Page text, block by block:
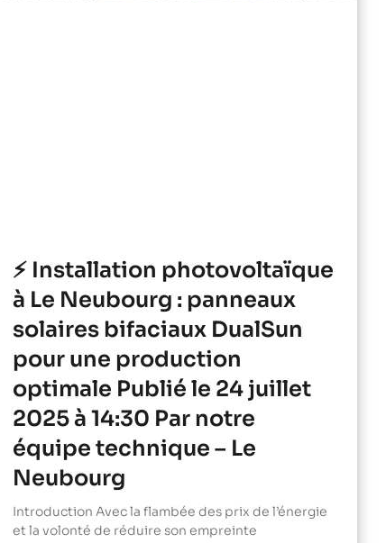
⚡ Installation photovoltaïque
à Le Neubourg : panneaux
solaires bifaciaux DualSun
pour une production
optimale Publié le 24 juillet
2025 à 14:30 Par notre
équipe technique – Le
Neubourg
Introduction Avec la flambée des prix de l’énergie
et la volonté de réduire son empreinte